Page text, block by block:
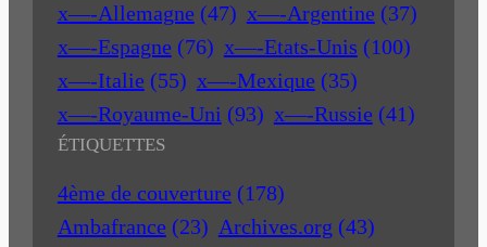
x—-Allemagne (47) x—-Argentine (37)
x—-Espagne (76) x—-Etats-Unis (100)
x—-Italie (55) x—-Mexique (35)
x—-Royaume-Uni (93) x—-Russie (41)
ÉTIQUETTES
4ème de couverture (178)
Ambafrance (23) Archives.org (43)